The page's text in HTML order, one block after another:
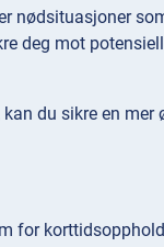
nødsituasjoner
deg mot
du sikre en
for